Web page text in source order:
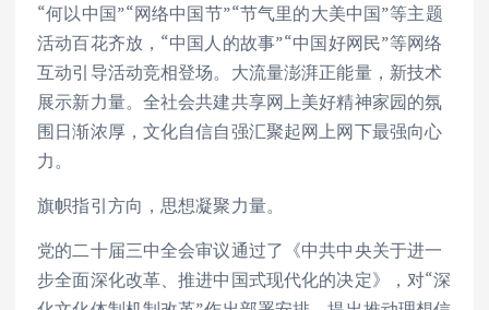
“何以中国”“网络中国节”“节气里的大美中国”等主题
活动百花齐放，“中国人的故事”“中国好网民”等网络
互动引导活动竞相登场。大流量澎湃正能量，新技术
展示新力量。全社会共建共享网上美好精神家园的氛
围日渐浓厚，文化自信自强汇聚起网上网下最强向心
力。
旗帜指引方向，思想凝聚力量。
党的二十届三中全会审议通过了《中共中央关于进一
步全面深化改革、推进中国式现代化的决定》，对“深